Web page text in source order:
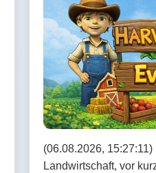
(06.08.2026,
Landwirtschaft, vor